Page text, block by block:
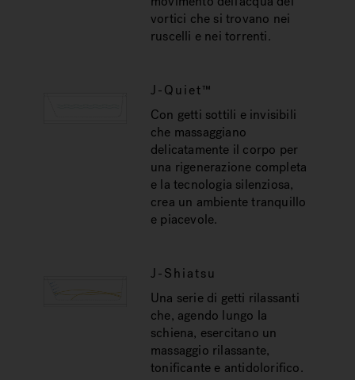
vortici che si trovano nei
ruscelli e nei torrenti.
J-Quiet™
Con getti sottili e invisibili
che massaggiano
delicatamente il corpo per
una rigenerazione completa
e la tecnologia silenziosa,
crea un ambiente tranquillo
e piacevole.
J-Shiatsu
Una serie di getti rilassanti
che, agendo lungo la
schiena, esercitano un
massaggio rilassante,
tonificante e antidolorifico.